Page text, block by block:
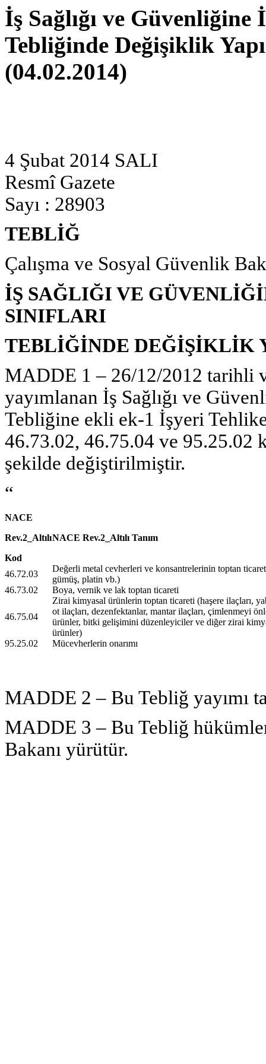
İş Sağlığı ve
Tebliğinde Değişiklik
(04.02.2014)
4 Şubat 2014 SALI
Resmî Gazete
Sayı : 28903
TEBLİĞ
Çalışma ve Sosyal Güvenlik
İŞ SAĞLIĞI VE
SINIFLARI
TEBLİĞİNDE DEĞİŞİKLİK
MADDE 1 – 26/12/2012 tarihli
yayımlanan İş Sağlığı ve
Tebliğine ekli ek-1 İşyeri
46.73.02, 46.75.04 ve 95.25.02
şekilde değiştirilmiştir.
“
NACE
Rev.2_Altılı
Kod
NACE Rev.2_Altılı Tanım
46.72.03
Değerli metal cevherleri ve konsantrelerinin toptan
gümüş, platin vb.)
46.73.02
Boya, vernik ve lak toptan ticareti
46.75.04
Zirai kimyasal ürünlerin toptan ticareti (haşere ilaçları,
ot ilaçları, dezenfektanlar, mantar ilaçları, çimlenmeyi
ürünler, bitki gelişimini düzenleyiciler ve diğer zirai
ürünler)
95.25.02
Mücevherlerin onarımı
MADDE 2 – Bu Tebliğ yayımı
MADDE 3 – Bu Tebliğ
Bakanı yürütür.